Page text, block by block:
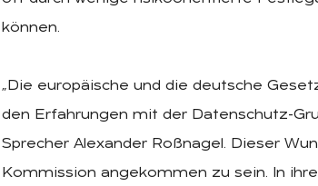
können.
„Die europäische und die deutsche
den Erfahrungen mit der Datenschutz-
Sprecher Alexander Roßnagel. Dieser
Kommission angekommen zu sein. In